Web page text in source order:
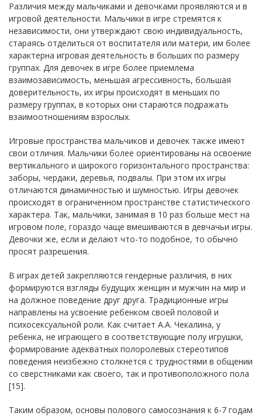
Различия между мальчиками и девочками проявляются и в
игровой деятельности. Мальчики в игре стремятся к
независимости, они утверждают свою индивидуальность,
стараясь отделиться от воспитателя или матери, им более
характерна игровая деятельность в больших по размеру
группах. Для девочек в игре более приемлема
взаимозависимость, меньшая агрессивность, большая
доверительность, их игры происходят в меньших по
размеру группах, в которых они стараются подражать
взаимоотношениям взрослых.
Игровые пространства мальчиков и девочек также имеют
свои отличия. Мальчики более ориентированы на освоение
вертикального и широкого горизонтального пространства:
заборы, чердаки, деревья, подвалы. При этом их игры
отличаются динамичностью и шумностью. Игры девочек
происходят в ограниченном пространстве статистического
характера. Так, мальчики, занимая в 10 раз больше мест на
игровом поле, гораздо чаще вмешиваются в девчачьи игры.
Девочки же, если и делают что-то подобное, то обычно
просят разрешения.
В играх детей закрепляются гендерные различия, в них
формируются взгляды будущих женщин и мужчин на мир и
на должное поведение друг друга. Традиционные игры
направлены на усвоение ребенком своей половой и
психосексуальной роли. Как считает А.А. Чекалина, у
ребенка, не играющего в соответствующие полу игрушки,
формирование адекватных полоролевых стереотипов
поведения неизбежно столкнется с трудностями в общении
со сверстниками как своего, так и противоположного пола
[15].
Таким образом, основы полового самосознания к 6-7 годам